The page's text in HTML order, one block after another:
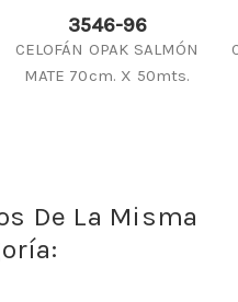
3546-96
CELOFÁN OPAK SALMÓN
MATE 70cm. X 50mts.
De La Misma